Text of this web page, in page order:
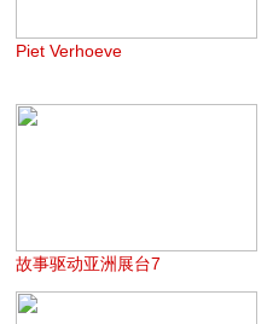
Piet Verhoeve
故事驱动亚洲展台7